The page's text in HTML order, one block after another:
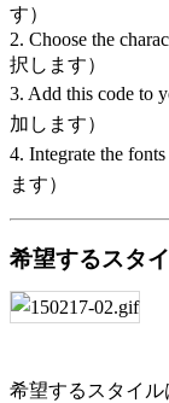
す）
2. Choose the
択します）
3. Add this code to
加します）
4. Integrate the
ます）
希望するスタ
希望するスタイ